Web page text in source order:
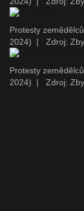
Protesty
2024)
| Zdroj:
Protesty
2024)
| Zdroj: